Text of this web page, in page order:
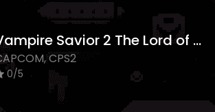
Vampire Savior 2 The Lord of Vampire
CPS2
0/5